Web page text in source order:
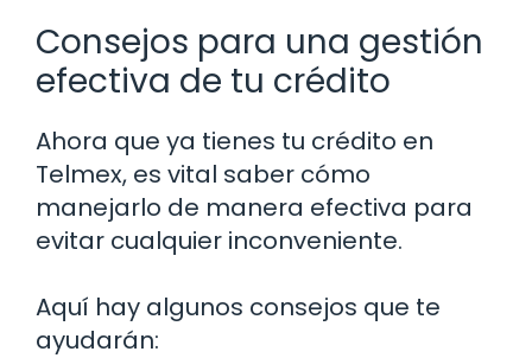
Consejos para una gestión
efectiva de tu crédito
Ahora que ya tienes tu crédito en
Telmex, es vital saber cómo
manejarlo de manera efectiva para
evitar cualquier inconveniente.
Aquí hay algunos consejos que te
ayudarán: